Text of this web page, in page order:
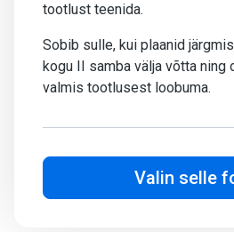
tootlust teenida.
Sobib sulle, kui plaanid
kogu II samba välja võtta ning
valmis tootlusest loobuma.
Valin selle